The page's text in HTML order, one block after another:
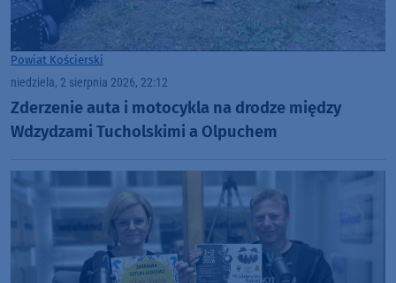
Powiat Kościerski
niedziela, 2 sierpnia 2026, 22:12
Zderzenie auta i motocykla na drodze między
Wdzydzami Tucholskimi a Olpuchem